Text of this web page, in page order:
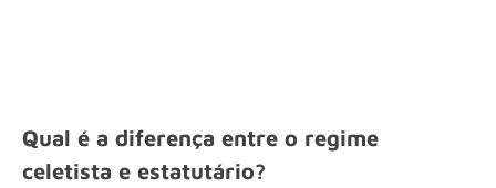
Qual é a diferença entre o regime
celetista e estatutário?